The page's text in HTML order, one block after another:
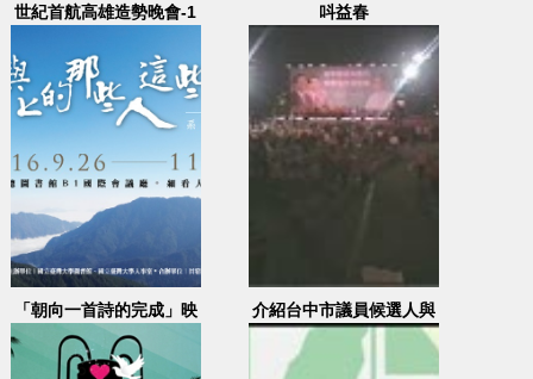
世紀首航高雄造勢晚會-1
呌益春
「朝向一首詩的完成」映
後座談
介紹台中市議員候選人與
表演